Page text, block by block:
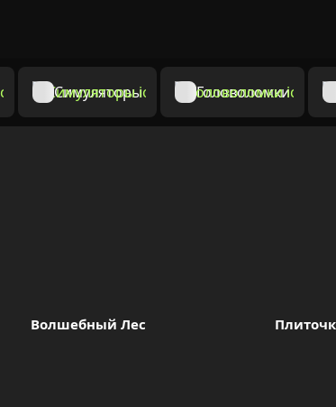
Симуляторы Головоломки
Волшебный Лес